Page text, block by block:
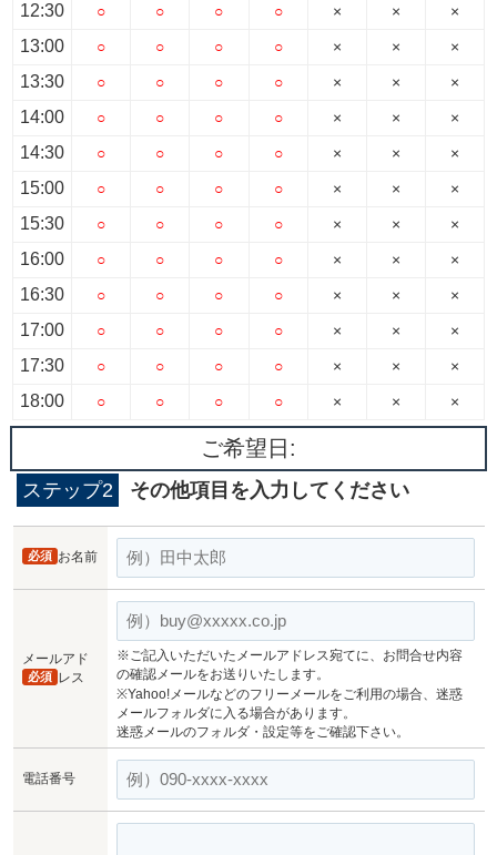
来店予約
12:30
13:00
13:30
14:00
14:30
15:00
15:30
16:00
16:30
17:00
17:30
18:00
○
○
○
○
○
○
○
○
○
○
○
○
○
○
○
○
○
○
○
○
○
○
○
○
○
○
○
○
○
○
○
○
○
○
○
○
○
○
○
○
○
○
○
○
○
○
○
○
×
×
×
×
×
×
×
×
×
×
×
×
×
×
×
×
×
×
×
×
×
×
×
×
×
×
×
×
×
×
×
×
×
×
×
×
ご希望日:
ステップ2 その他項目を入力してください
お名前
必須
メールアド
レス
必須
※ご記入いただいたメールアドレス宛てに、お問合せ内容
の確認メールをお送りいたします。
※Yahoo!メールなどのフリーメールをご利用の場合、迷惑
メールフォルダに入る場合があります。
迷惑メールのフォルダ・設定等をご確認下さい。
電話番号